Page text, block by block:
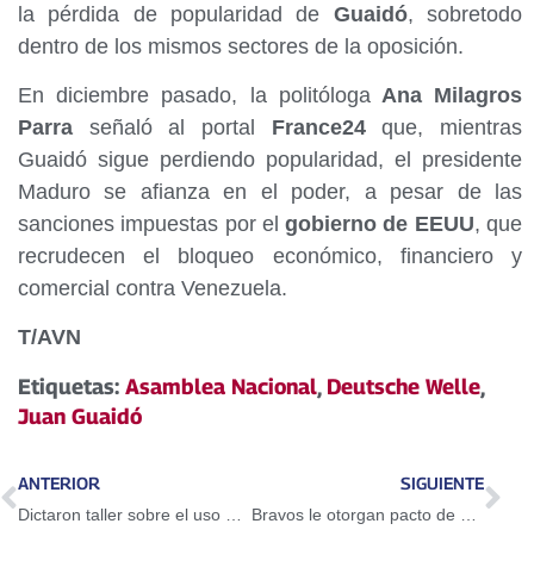
la pérdida de popularidad de Guaidó, sobretodo
dentro de los mismos sectores de la oposición.
En diciembre pasado, la politólogaAna Milagros
Parra señaló al portal France24que, mientras
Guaidó sigue perdiendo popularidad, el presidente
Maduro se afianza en el poder, a pesar de las
sanciones impuestas por elgobierno de EEUU, que
recrudecen el bloqueo económico, financiero y
comercial contra Venezuela.
T/AVN
Etiquetas: Asamblea Nacional, Deutsche Welle,
Juan Guaidó
ANTERIOR SIGUIENTE